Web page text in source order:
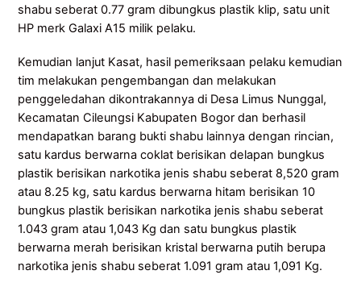
shabu seberat 0.77 gram dibungkus plastik klip, satu unit
HP merk Galaxi A15 milik pelaku.
Kemudian lanjut Kasat, hasil pemeriksaan pelaku kemudian
tim melakukan pengembangan dan melakukan
penggeledahan dikontrakannya di Desa Limus Nunggal,
Kecamatan Cileungsi Kabupaten Bogor dan berhasil
mendapatkan barang bukti shabu lainnya dengan rincian,
satu kardus berwarna coklat berisikan delapan bungkus
plastik berisikan narkotika jenis shabu seberat 8,520 gram
atau 8.25 kg, satu kardus berwarna hitam berisikan 10
bungkus plastik berisikan narkotika jenis shabu seberat
1.043 gram atau 1,043 Kg dan satu bungkus plastik
berwarna merah berisikan kristal berwarna putih berupa
narkotika jenis shabu seberat 1.091 gram atau 1,091 Kg.